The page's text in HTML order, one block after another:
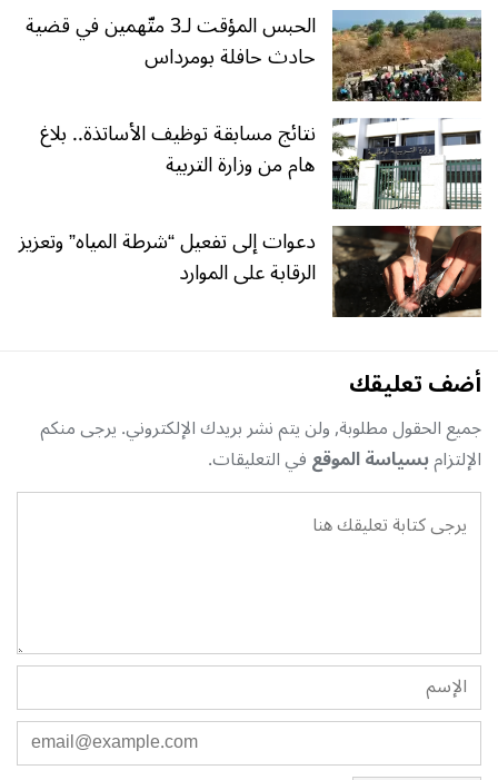
الحبس المؤقت لـ3 متّهمين في قضية
حادث حافلة بومرداس
نتائج مسابقة توظيف الأساتذة.. بلاغ
هام من وزارة التربية
دعوات إلى تفعيل “شرطة المياه” وتعزيز
الرقابة على الموارد
أضف تعليقك
جميع الحقول مطلوبة, ولن يتم نشر بريدك الإلكتروني. يرجى منكم
الإلتزامبسياسة الموقعفي التعليقات.